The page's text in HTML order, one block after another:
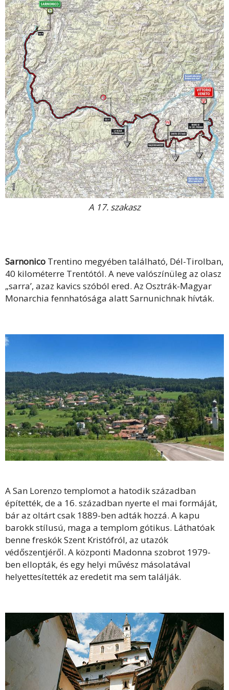
A 17. szakasz
Sarnonico Trentino megyében található, Dél-Tirolban,
40 kilométerre Trentótól. A neve valószínüleg az olasz
„sarra’, azaz kavics szóból ered. Az Osztrák-Magyar
Monarchia fennhatósága alatt Sarnunichnak hívták.
A San Lorenzo templomot a hatodik században
építették, de a 16. században nyerte el mai formáját,
bár az oltárt csak 1889-ben adták hozzá. A kapu
barokk stílusú, maga a templom gótikus. Láthatóak
benne freskók Szent Kristófról, az utazók
védőszentjéről. A központi Madonna szobrot 1979-
ben ellopták, és egy helyi művész másolatával
helyettesítették az eredetit ma sem találják.